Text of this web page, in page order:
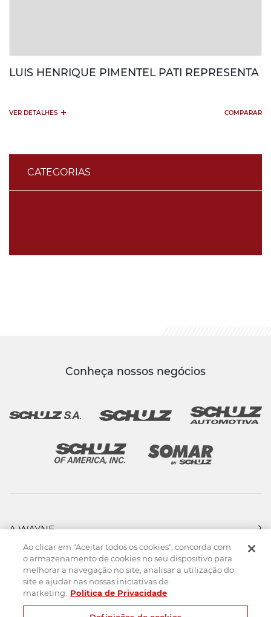
CATEGORIAS
LUIS HENRIQUE PIMENTEL PATI REPRESENTA
VER DETALHES + COMPARAR
Conheça nossos negócios
A WAYNE
PRODUTOS
FORÇA DE VENDAS
ASSISTÊNCIA TÉCNICA
DOWNLOADS
CONTATO
Ao clicar em "Aceitar todos os cookies", concorda com
o armazenamento de cookies no seu dispositivo para
melhorar a navegação no site, analisar a utilização do
site e ajudar nas nossas iniciativas de
marketing.
Política de Privacidade